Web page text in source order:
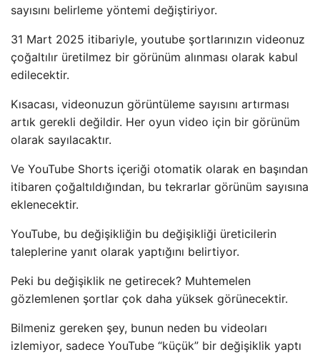
sayısını belirleme yöntemi değiştiriyor.
31 Mart 2025 itibariyle, youtube şortlarınızın videonuz
çoğaltılır üretilmez bir görünüm alınması olarak kabul
edilecektir.
Kısacası, videonuzun görüntüleme sayısını artırması
artık gerekli değildir. Her oyun video için bir görünüm
olarak sayılacaktır.
Ve YouTube Shorts içeriği otomatik olarak en başından
itibaren çoğaltıldığından, bu tekrarlar görünüm sayısına
eklenecektir.
YouTube, bu değişikliğin bu değişikliği üreticilerin
taleplerine yanıt olarak yaptığını belirtiyor.
Peki bu değişiklik ne getirecek? Muhtemelen
gözlemlenen şortlar çok daha yüksek görünecektir.
Bilmeniz gereken şey, bunun neden bu videoları
izlemiyor, sadece YouTube “küçük” bir değişiklik yaptı